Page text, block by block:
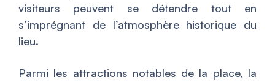
visiteurs peuvent se détendre tout en
s’imprégnant de l’atmosphère historique du
lieu.
Parmi les attractions notables de la place, la